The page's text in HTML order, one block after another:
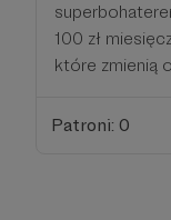
100 zł
które zmienią
Patroni: 0